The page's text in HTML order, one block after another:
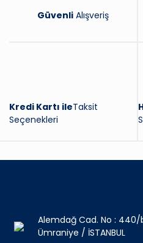
Güvenli Alışveriş
Kredi Kartı ileTaksit
Seçenekleri
Alemdağ Cad. No : 440/
Ümraniye / İSTANBUL